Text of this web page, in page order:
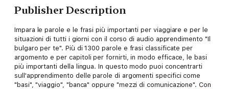
Publisher Description
Impara le parole e le frasi più importanti per viaggiare e per le
situazioni di tutti i giorni con il corso di audio apprendimento "Il
bulgaro per te". Più di 1300 parole e frasi classificate per
argomento e per capitoli per fornirti, in modo efficace, le basi
più importanti della lingua. In questo modo puoi concentrarti
sull'apprendimento delle parole di argomenti specifici come
"basi", "viaggio", "banca" oppure "mezzi di comunicazione". Con